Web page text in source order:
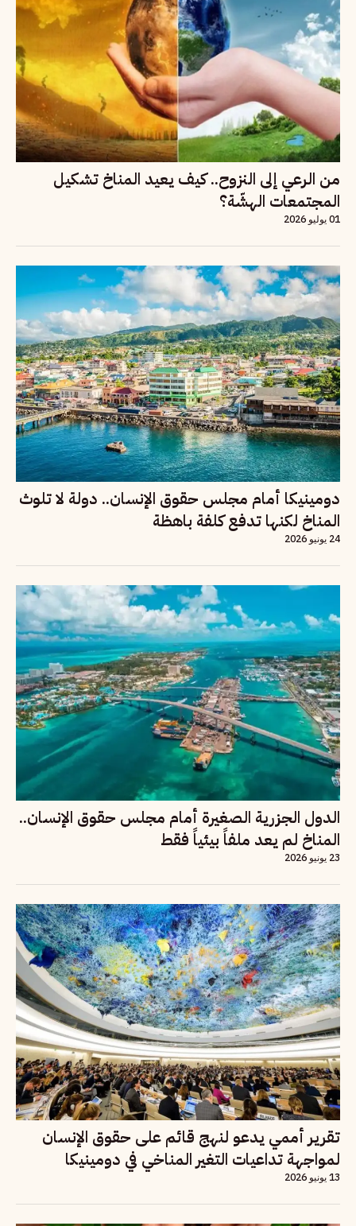
من الرعي إلى النزوح.. كيف يعيد المناخ تشكيل
المجتمعات الهشّة؟
01 يوليو 2026
دومينيكا أمام مجلس حقوق الإنسان.. دولة لا تلوث
المناخ لكنها تدفع كلفة باهظة
24 يونيو 2026
الدول الجزرية الصغيرة أمام مجلس حقوق الإنسان..
المناخ لم يعد ملفاً بيئياً فقط
23 يونيو 2026
تقرير أممي يدعو لنهج قائم على حقوق الإنسان
لمواجهة تداعيات التغير المناخي في دومينيكا
13 يونيو 2026